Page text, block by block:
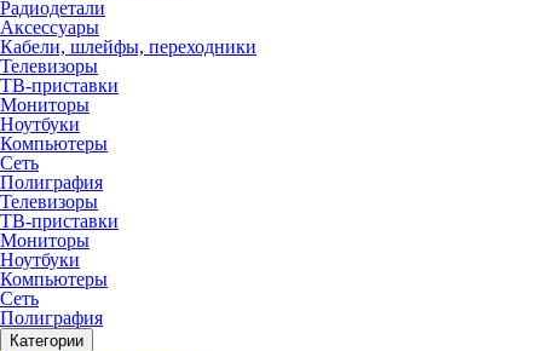
Радиодетали
Аксессуары
Кабели, шлейфы, переходники
Телевизоры
ТВ-приставки
Мониторы
Ноутбуки
Компьютеры
Сеть
Полиграфия
Телевизоры
ТВ-приставки
Мониторы
Ноутбуки
Компьютеры
Сеть
Полиграфия
Категории